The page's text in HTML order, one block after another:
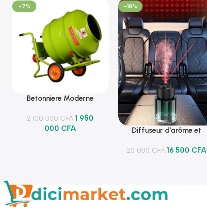
-7%
Ajouter Au Panier
Betonniere Moderne
2 100 000CFA 1 950
000 CFA
-18%
Ajouter Au Panier
Diffuseur d’arôme et
20 000CFA 16 500 CFA